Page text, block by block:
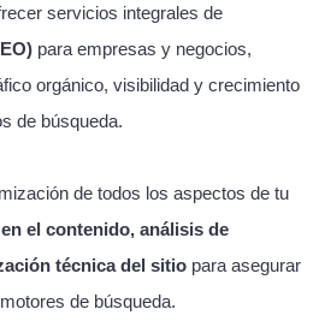
servicios integrales de
para empresas y negocios,
orgánico, visibilidad y crecimiento
de búsqueda.
de todos los aspectos de tu
el contenido, análisis de
técnica del sitio para asegurar
de búsqueda.